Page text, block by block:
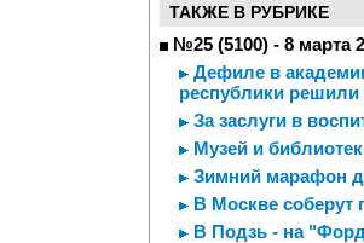
ТАКЖЕ В РУБРИКЕ
№25 (5100) - 8 марта
Дефиле в
республики решили
За заслуги в
Музей и
Зимний марафон
В Москве соберут
В Подзь - на